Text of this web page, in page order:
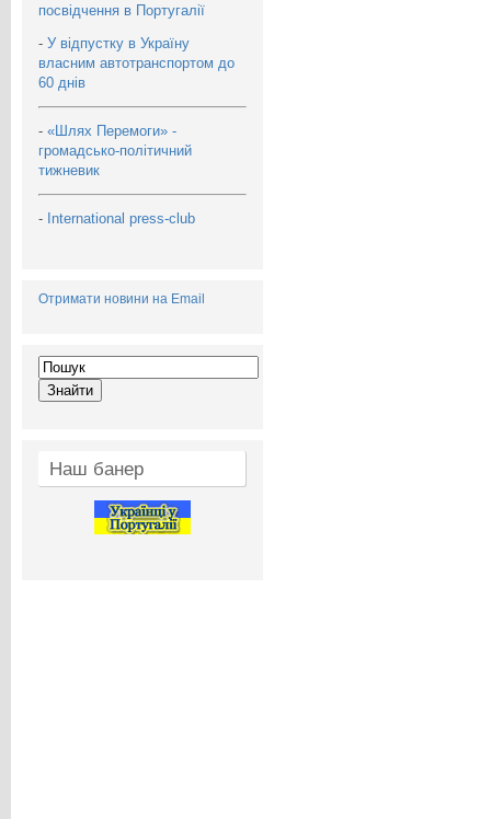
посвідчення в Португалії
- У відпустку в Україну
власним автотранспортом до
60 днів
- «Шлях Перемоги» -
громадсько-політичний
тижневик
- International press-club
Отримати новини на Email
Наш банер